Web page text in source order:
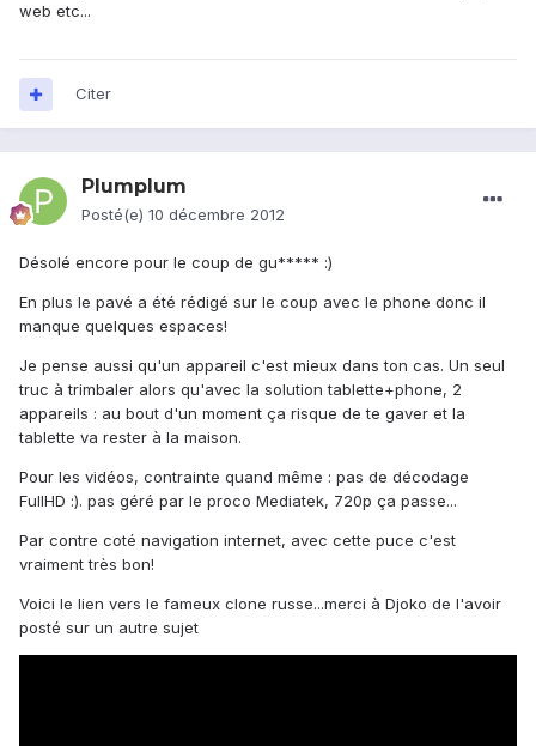
web etc...
Citer
Plumplum
Posté(e) 10 décembre 2012
Désolé encore pour le coup de gu***** :)
En plus le pavé a été rédigé sur le coup avec le phone donc il
manque quelques espaces!
Je pense aussi qu'un appareil c'est mieux dans ton cas. Un seul
truc à trimbaler alors qu'avec la solution tablette+phone, 2
appareils : au bout d'un moment ça risque de te gaver et la
tablette va rester à la maison.
Pour les vidéos, contrainte quand même : pas de décodage
FullHD :). pas géré par le proco Mediatek, 720p ça passe...
Par contre coté navigation internet, avec cette puce c'est
vraiment très bon!
Voici le lien vers le fameux clone russe...merci à Djoko de l'avoir
posté sur un autre sujet